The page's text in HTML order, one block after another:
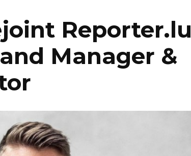
Reporter.lu
Manager &